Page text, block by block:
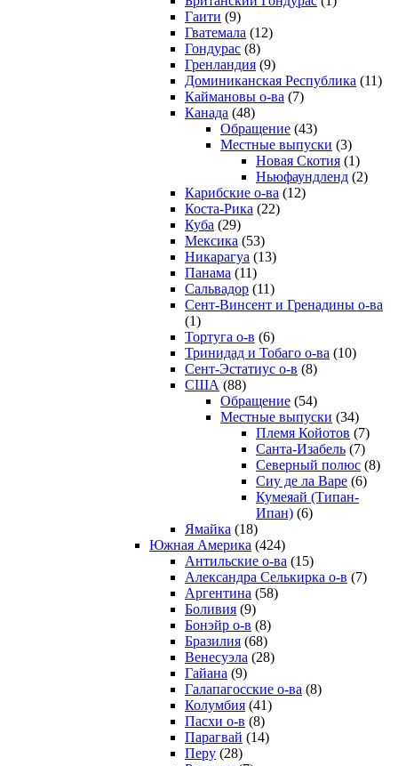
Гаити (9)
Гватемала (12)
Гондурас (8)
Гренландия (9)
Доминиканская Республика (11)
Каймановы о-ва (7)
Канада (48)
Обращение (43)
Местные выпуски (3)
Новая Скотия (1)
Ньюфаундленд (2)
Карибские о-ва (12)
Коста-Рика (22)
Куба (29)
Мексика (53)
Никарагуа (13)
Панама (11)
Сальвадор (11)
Сент-Винсент и Гренадины о-ва
(1)
Тортуга о-в (6)
Тринидад и Тобаго о-ва (10)
Сент-Эстатиус о-в (8)
США (88)
Обращение (54)
Местные выпуски (34)
Племя Койотов (7)
Санта-Изабель (7)
Северный полюс (8)
Сиу де ла Варе (6)
Кумеяай (Типан-
Ипан) (6)
Ямайка (18)
Южная Америка (424)
Антильские о-ва (15)
Александра Селькирка о-в (7)
Аргентина (58)
Боливия (9)
Бонэйр о-в (8)
Бразилия (68)
Венесуэла (28)
Гайана (9)
Галапагосские о-ва (8)
Колумбия (41)
Пасхи о-в (8)
Парагвай (14)
Перу (28)